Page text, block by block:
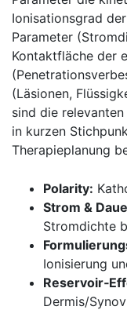
Ionisationsgrad
Parameter
Kontaktfläche der
(Läsionen,
sind die
in kurzen
Therapieplanung
Polarity:
Strom &
‍Stromdichte
Ionisierung
Dermis/